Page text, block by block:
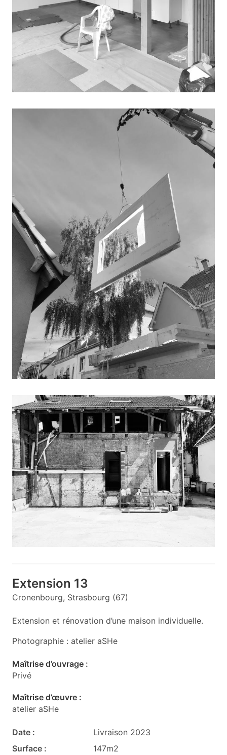
Extension 13
Cronenbourg, Strasbourg (67)
Extension et rénovation d’une maison individuelle.
P hotographie : atelier aSHe
Maîtrise d’ouvrage :
Privé
Maîtrise d’œuvre :
atelier aSHe
Date :
Livraison 2023
Surface :
147m2